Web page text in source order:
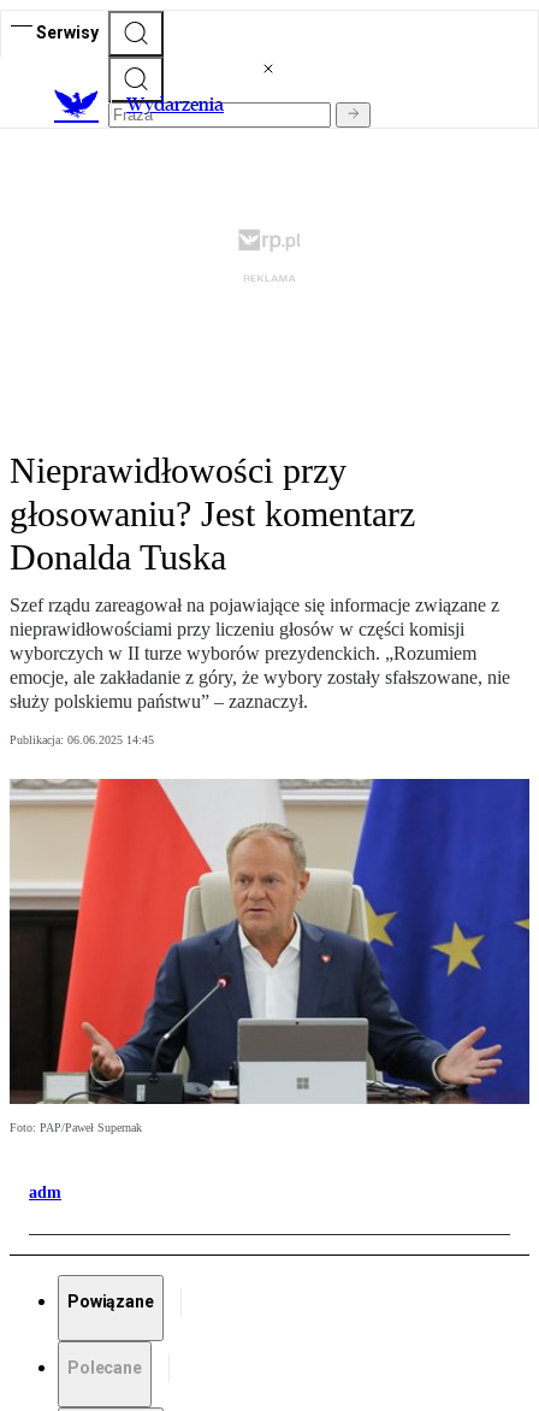
Serwisy
Wydarzenia
Nieprawidłowości przy
głosowaniu? Jest komentarz
Donalda Tuska
Szef rządu zareagował na pojawiające się informacje związane z
nieprawidłowościami przy liczeniu głosów w części komisji
wyborczych w II turze wyborów prezydenckich. „Rozumiem
emocje, ale zakładanie z góry, że wybory zostały sfałszowane, nie
służy polskiemu państwu” – zaznaczył.
Publikacja: 06.06.2025 14:45
Foto: PAP/Paweł Supernak
adm
Powiązane
Polecane